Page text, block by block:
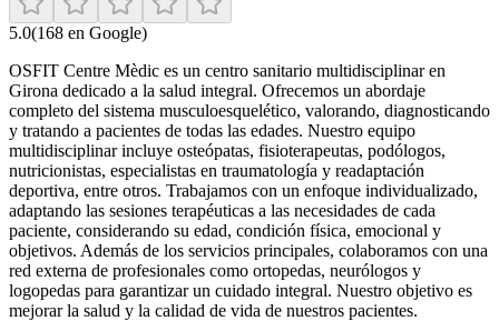
5.0(168 en Google)
OSFIT Centre Mèdic es un centro sanitario multidisciplinar en
Girona dedicado a la salud integral. Ofrecemos un abordaje
completo del sistema musculoesquelético, valorando, diagnosticando
y tratando a pacientes de todas las edades. Nuestro equipo
multidisciplinar incluye osteópatas, fisioterapeutas, podólogos,
nutricionistas, especialistas en traumatología y readaptación
deportiva, entre otros. Trabajamos con un enfoque individualizado,
adaptando las sesiones terapéuticas a las necesidades de cada
paciente, considerando su edad, condición física, emocional y
objetivos. Además de los servicios principales, colaboramos con una
red externa de profesionales como ortopedas, neurólogos y
logopedas para garantizar un cuidado integral. Nuestro objetivo es
mejorar la salud y la calidad de vida de nuestros pacientes.